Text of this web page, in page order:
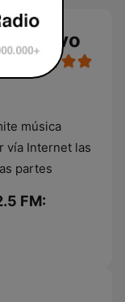
en vivo
música
vía Internet las
partes
FM: